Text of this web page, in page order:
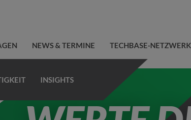
INSIGHTS
NEWS & TERMINE TECHBASE-NETZWERK